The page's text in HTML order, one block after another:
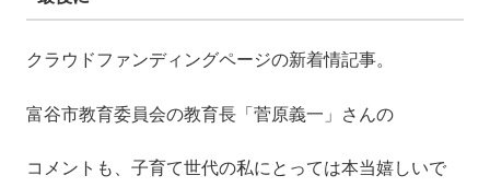
クラウドファンディングページの新着情記事。
富谷市教育委員会の教育長「菅原義一」さんの
コメントも、子育て世代の私にとっては本当嬉しいで